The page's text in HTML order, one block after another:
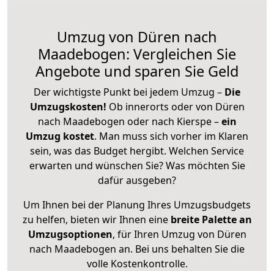
Umzug von Düren nach
Maadebogen: Vergleichen Sie
Angebote und sparen Sie Geld
Der wichtigste Punkt bei jedem Umzug – Die
Umzugskosten! Ob innerorts oder von Düren
nach Maadebogen oder nach Kierspe –ein
Umzug kostet. Man muss sich vorher im Klaren
sein, was das Budget hergibt. Welchen Service
erwarten und wünschen Sie? Was möchten Sie
dafür ausgeben?
Um Ihnen bei der Planung Ihres Umzugsbudgets
zu helfen, bieten wir Ihnen eine breite Palette an
Umzugsoptionen, für Ihren Umzug von Düren
nach Maadebogen an. Bei uns behalten Sie die
volle Kostenkontrolle.